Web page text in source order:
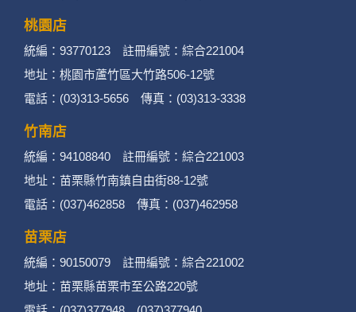
桃園店
統編：93770123 註冊編號：綜合221004
地址：桃園市蘆竹區大竹路506-12號
電話：(03)313-5656 傳真：(03)313-3338
竹南店
統編：94108840 註冊編號：綜合221003
地址：苗栗縣竹南鎮自由街88-12號
電話：(037)462858 傳真：(037)462958
苗栗店
統編：90150079 註冊編號：綜合221002
地址：苗栗縣苗栗市至公路220號